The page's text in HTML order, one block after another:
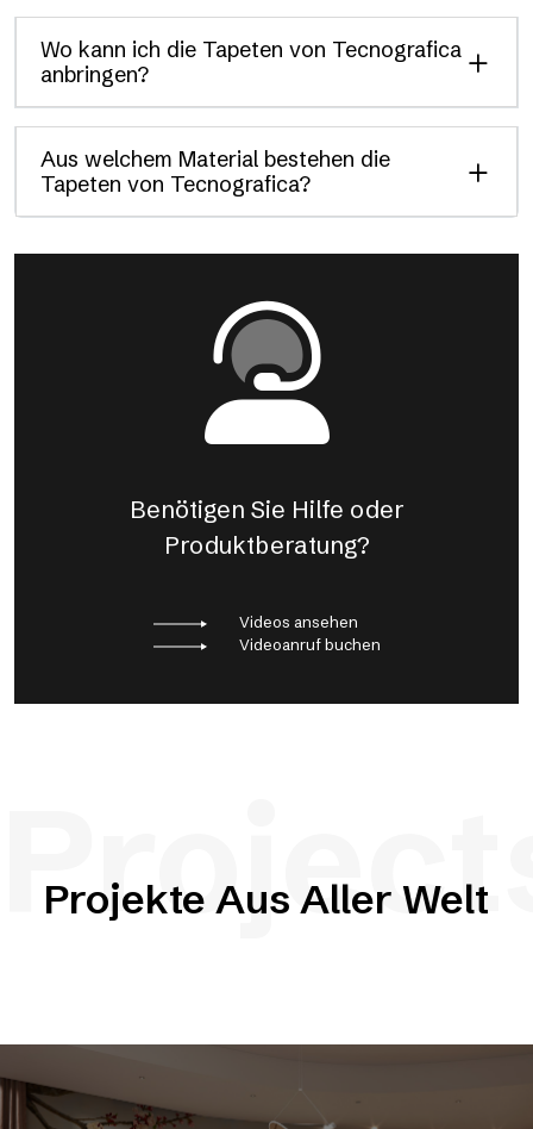
Wo kann ich die Tapeten von Tecnografica
anbringen?
Aus welchem Material bestehen die
Tapeten von Tecnografica?
Benötigen Sie Hilfe oder
Produktberatung?
Videos ansehen
Videoanruf buchen
Projekte Aus Aller Welt